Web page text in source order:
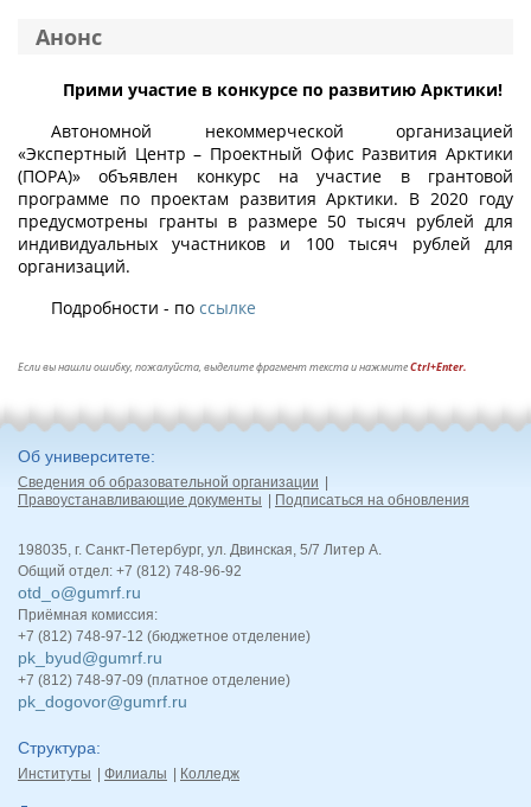
Анонс
Прими участие в конкурсе по развитию Арктики!
Автономной некоммерческой организацией
«Экспертный Центр – Проектный Офис Развития Арктики
(ПОРА)» объявлен конкурс на участие в грантовой
программе по проектам развития Арктики. В 2020 году
предусмотрены гранты в размере 50 тысяч рублей для
индивидуальных участников и 100 тысяч рублей для
организаций.
Подробности - по ссылке
Если вы нашли ошибку, пожалуйста, выделите фрагмент текста и нажмитеCtrl+Enter.
Об университете
Сведения об образовательной организации
Правоустанавливающие документы
Подписаться на обновления
198035, г. Санкт-Петербург, ул. Двинская, 5/7 Литер А.
Общий отдел: +7 (812) 748-96-92
otd_o@gumrf.ru
Приёмная комиссия:
+7 (812) 748-97-12 (бюджетное отделение)
pk_byud@gumrf.ru
+7 (812) 748-97-09 (платное отделение)
pk_dogovor@gumrf.ru
Структура
Институты Филиалы Колледж